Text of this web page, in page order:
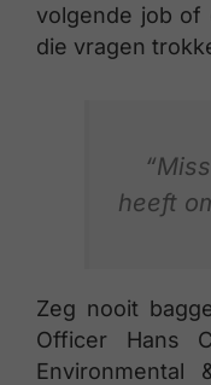
volgende job of
die vragen
heeft
Zeg nooit
Officer Hans